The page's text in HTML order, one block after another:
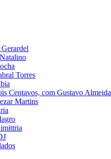
Torres
Centavos, com Gustavo Almeida
Martins